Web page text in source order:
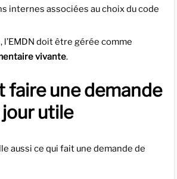
internes associées au choix du code
l’EMDN doit être gérée comme
vivante.
faire une demande
utile
aussi ce qui fait une demande de